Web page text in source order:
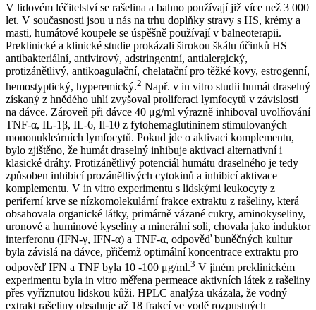
V lidovém léčitelství se rašelina a bahno používají již více než 3 000
let. V současnosti jsou u nás na trhu doplňky stravy s HS, krémy a
masti, humátové koupele se úspěšně používají v balneoterapii.
Preklinické a klinické studie prokázali širokou škálu účinků HS –
antibakteriální, antivirový, adstringentní, antialergický,
protizánětlivý, antikoagulační, chelatační pro těžké kovy, estrogenní,
hemostyptický, hyperemický.2 Např. v in vitro studii humát draselný
získaný z hnědého uhlí zvyšoval proliferaci lymfocytů v závislosti
na dávce. Zároveň při dávce 40 μg/ml výrazně inhiboval uvolňování
TNF-α, IL-1β, IL-6, Il-10 z fytohemaglutininem stimulovaných
mononukleárních lymfocytů. Pokud jde o aktivaci komplementu,
bylo zjištěno, že humát draselný inhibuje aktivaci alternativní i
klasické dráhy. Protizánětlivý potenciál humátu draselného je tedy
způsoben inhibicí prozánětlivých cytokinů a inhibicí aktivace
komplementu. V in vitro experimentu s lidskými leukocyty z
periferní krve se nízkomolekulární frakce extraktu z rašeliny, která
obsahovala organické látky, primárně vázané cukry, aminokyseliny,
uronové a huminové kyseliny a minerální soli, chovala jako induktor
interferonu (IFN-γ, IFN-α) a TNF-α, odpověď buněčných kultur
byla závislá na dávce, přičemž optimální koncentrace extraktu pro
odpověď IFN a TNF byla 10 -100 μg/ml.3 V jiném preklinickém
experimentu byla in vitro měřena permeace aktivních látek z rašeliny
přes vyříznutou lidskou kůži. HPLC analýza ukázala, že vodný
extrakt rašeliny obsahuje až 18 frakcí ve vodě rozpustných